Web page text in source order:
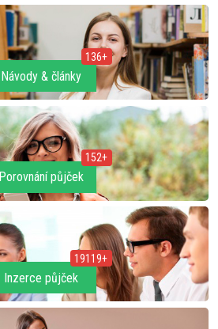
Návody & články
136+
Porovnání půjček
152+
Inzerce půjček
19119+